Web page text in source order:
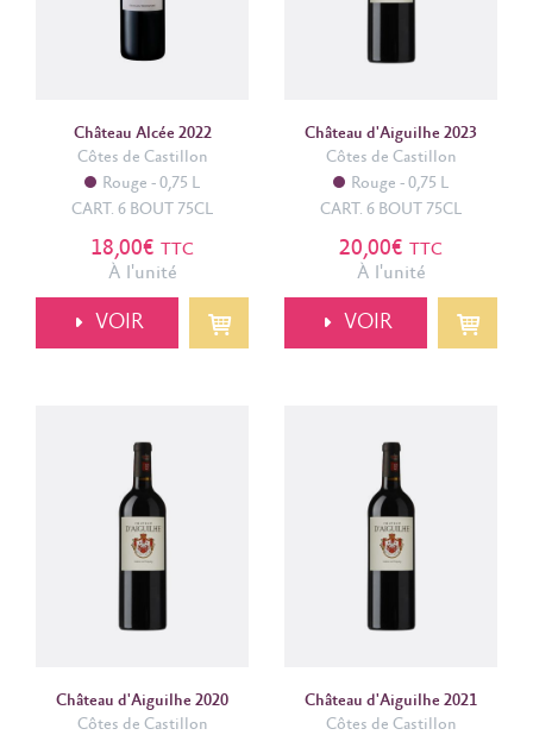
Château Alcée 2022
Côtes de Castillon
Rouge
0,75 L
CART. 6 BOUT 75CL
18,00€ TTC
À l'unité
VOIR
Château d'Aiguilhe 2023
Côtes de Castillon
Rouge
0,75 L
CART. 6 BOUT 75CL
20,00€ TTC
À l'unité
VOIR
Château d'Aiguilhe 2020
Côtes de Castillon
Château d'Aiguilhe 2021
Côtes de Castillon